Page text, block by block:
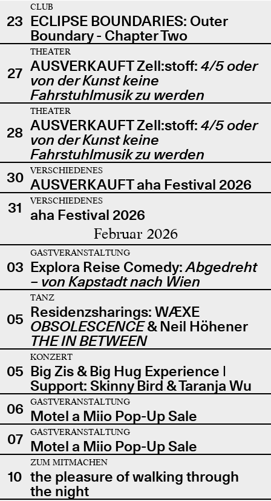
23
CLUB
ECLIPSE BOUNDARIES: Outer
Boundary - Chapter Two
27
THEATER
AUSVERKAUFT Zell:stoff: 4/5 oder
von der Kunst keine
Fahrstuhlmusik zu werden
28
THEATER
AUSVERKAUFT Zell:stoff: 4/5 oder
von der Kunst keine
Fahrstuhlmusik zu werden
30
VERSCHIEDENES
AUSVERKAUFT aha Festival 2026
31
VERSCHIEDENES
aha Festival 2026
Februar 2026
03
GASTVERANSTALTUNG
Explora Reise Comedy:Abgedreht
– von Kapstadt nach Wien
05
TANZ
Residenzsharings: WÆXE
OBSOLESCENCE& Neil Höhener
THE IN BETWEEN
05
KONZERT
Big Zis & Big Hug Experience |
Support: Skinny Bird & Taranja Wu
06
GASTVERANSTALTUNG
Motel a Miio Pop-Up Sale
07
GASTVERANSTALTUNG
Motel a Miio Pop-Up Sale
10
ZUM MITMACHEN
the pleasure of walking through
the night